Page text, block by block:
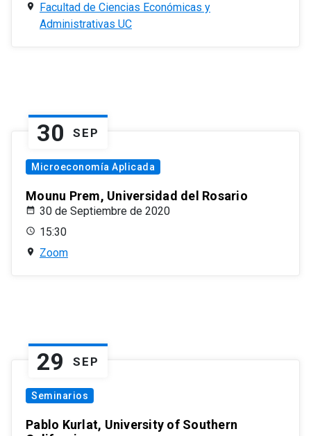
Facultad de Ciencias Económicas y
Administrativas UC
30 SEP
Microeconomía Aplicada
Mounu Prem, Universidad del Rosario
30 de Septiembre de 2020
15:30
Zoom
29 SEP
Seminarios
Pablo Kurlat, University of Southern